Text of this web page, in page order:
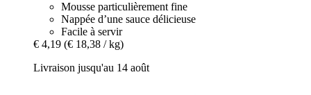
Mousse particulièrement fine
Nappée d’une sauce délicieuse
Facile à servir
€ 4,19 (€ 18,38 / kg)
Livraison jusqu'au 14 août